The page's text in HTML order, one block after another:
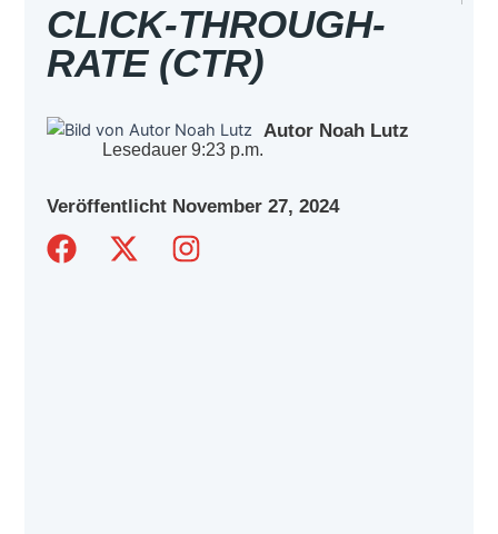
CLICK-THROUGH-
RATE (CTR)
Autor Noah Lutz
Lesedauer 9:23 p.m.
Veröffentlicht November 27, 2024
F
X
I